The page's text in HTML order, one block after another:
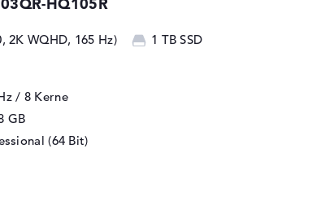
2K WQHD, 165 Hz)
1 TB SSD
/ 8 Kerne
GB
(64 Bit)